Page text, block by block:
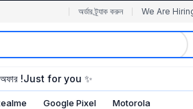
অর্ডার ট্র্যাক করুন We Are
!Just for you ✨
Google Pixel Motorola